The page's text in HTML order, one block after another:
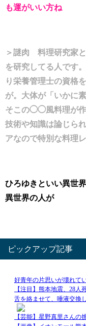
も運がいい方ね
＞謎肉 料理研究家
を研究してる人です
り栄養管理士の資格
が。大体が「いかに
そこの◯◯風料理が作
技術や知識は論じら
アなので特別な料理
ひろゆきといい異世
異世界の人が
ピックアップ記事